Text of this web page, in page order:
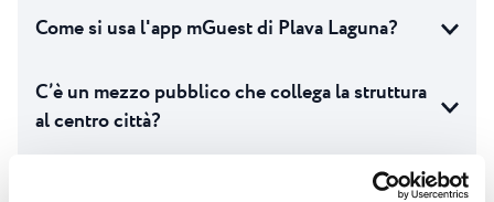
Come si usa l'app mGuest di Plava Laguna?
C’è un mezzo pubblico che collega la struttura
al centro città?
Sdraio e ombrelloni sono compresi nel prezzo?